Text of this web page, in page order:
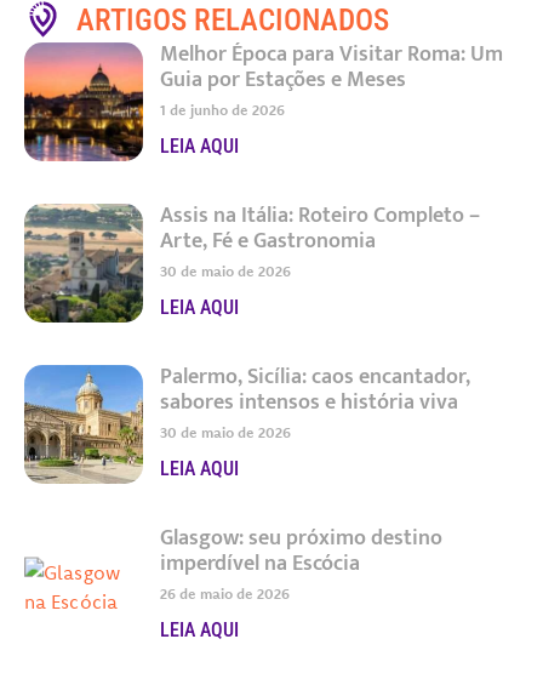
ARTIGOS RELACIONADOS
Melhor Época para Visitar Roma: Um
Guia por Estações e Meses
1 de junho de 2026
LEIA AQUI
Assis na Itália: Roteiro Completo –
Arte, Fé e Gastronomia
30 de maio de 2026
LEIA AQUI
Palermo, Sicília: caos encantador,
sabores intensos e história viva
30 de maio de 2026
LEIA AQUI
Glasgow: seu próximo destino
imperdível na Escócia
26 de maio de 2026
LEIA AQUI